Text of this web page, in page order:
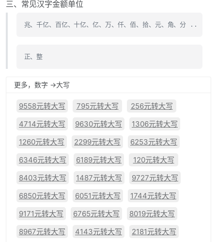
三、常见汉字金额单位
兆、千亿、百亿、十亿、亿、万、仟、佰、拾、元、角、分 ..
正、整
更多，数字 ->大写
9558元转大写 795元转大写
256元转大写
4714元转大写
9630元转大写
1306元转大写
1260元转大写
2299元转大写
6253元转大写
6346元转大写
6189元转大写
120元转大写
8403元转大写
1487元转大写
9727元转大写
6850元转大写
6051元转大写
1744元转大写
9171元转大写
6765元转大写
8019元转大写
8967元转大写
4143元转大写 2181元转大写